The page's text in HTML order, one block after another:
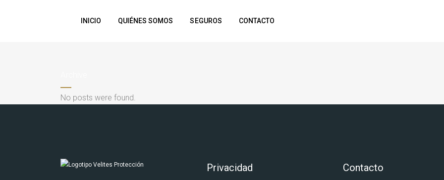
INICIO QUIÉNES SOMOS SEGUROS CONTACTO
No posts were found.
Privacidad Contacto